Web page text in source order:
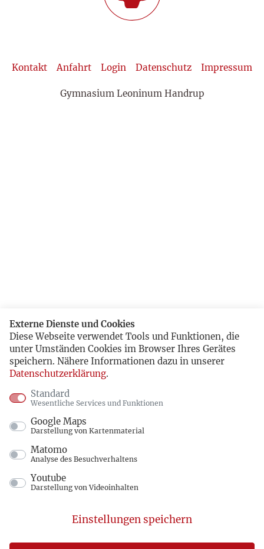
Kontakt Anfahrt Login Datenschutz Impressum
Gymnasium Leoninum Handrup
Externe Dienste und Cookies
Diese Webseite verwendet Tools und Funktionen, die
unter Umständen Cookies im Browser Ihres Gerätes
speichern. Nähere Informationen dazu in unserer
Datenschutzerklärung.
Standard
Wesentliche Services und Funktionen
Google Maps
Darstellung von Kartenmaterial
Matomo
Analyse des Besuchverhaltens
Youtube
Darstellung von Videoinhalten
Einstellungen speichern